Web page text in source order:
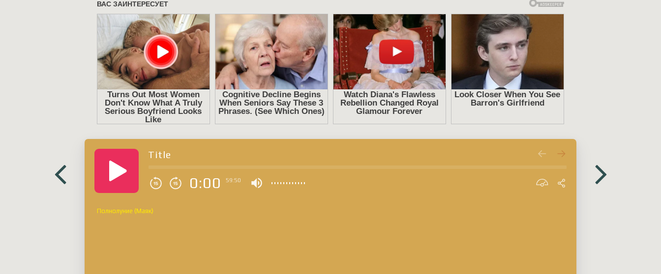
Title
0:00 59:50
Полнолуние (Маяк)